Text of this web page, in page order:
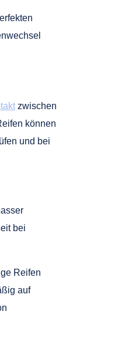
zwischen
können
und bei
bei
Reifen
auf